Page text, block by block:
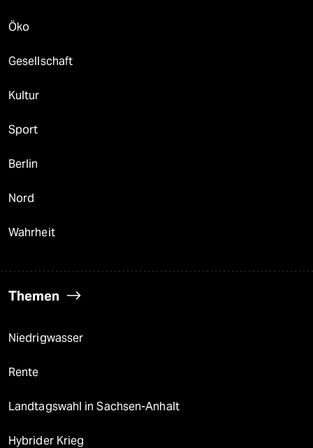
Öko
Gesellschaft
Kultur
Sport
Berlin
Nord
Wahrheit
Themen
Niedrigwasser
Rente
Landtagswahl in Sachsen-Anhalt
Hybrider Krieg